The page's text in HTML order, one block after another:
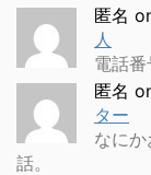
匿名
人
電話
匿名
ター
なに
話。